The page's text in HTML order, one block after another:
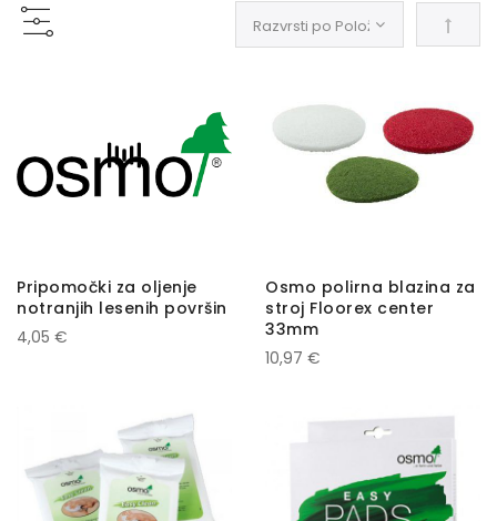
Pripomočki za oljenje
notranjih lesenih površin
4,05 €
Osmo polirna blazina za
stroj Floorex center
33mm
10,97 €